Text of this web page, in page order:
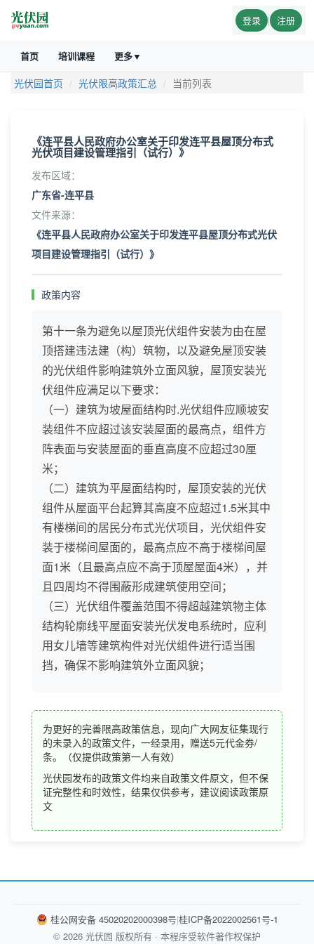
登录 | 注册
首页 培训课程 更多▼
光伏园首页 光伏限高政策汇总 当前列表
《连平县人民政府办公室关于印发连平县屋顶分布式
光伏项目建设管理指引（试行）》
发布区域：
广东省-连平县
文件来源：
《连平县人民政府办公室关于印发连平县屋顶分布式光伏
项目建设管理指引（试行）》
政策内容
第十一条为避免以屋顶光伏组件安装为由在屋
顶搭建违法建（构）筑物，以及避免屋顶安装
的光伏组件影响建筑外立面风貌，屋顶安装光
伏组件应满足以下要求：
（一）建筑为坡屋面结构时.光伏组件应顺坡安
装组件不应超过该安装屋面的最高点，组件方
阵表面与安装屋面的垂直高度不应超过30厘
米；
（二）建筑为平屋面结构时，屋顶安装的光伏
组件从屋面平台起算其高度不应超过1.5米其中
有楼梯间的居民分布式光伏项目，光伏组件安
装于楼梯间屋面的，最高点应不高于楼梯间屋
面1米（且最高点应不高于顶屋屋面4米），并
且四周均不得围蔽形成建筑使用空间；
（三）光伏组件覆盖范围不得超越建筑物主体
结构轮廓线平屋面安装光伏发电系统时，应利
用女儿墙等建筑构件对光伏组件进行适当围
挡，确保不影响建筑外立面风貌；
为更好的完善限高政策信息，现向广大网友征集现行
的未录入的政策文件，一经录用，赠送5元代金券/
条。（仅提供政策第一人有效）
光伏园发布的政策文件均来自政策文件原文，但不保
证完整性和时效性，结果仅供参考，建议阅读政策原
文
桂公网安备 45020202000398号|桂ICP备2022002561号-1
© 2026 光伏园 版权所有 · 本程序受软件著作权保护